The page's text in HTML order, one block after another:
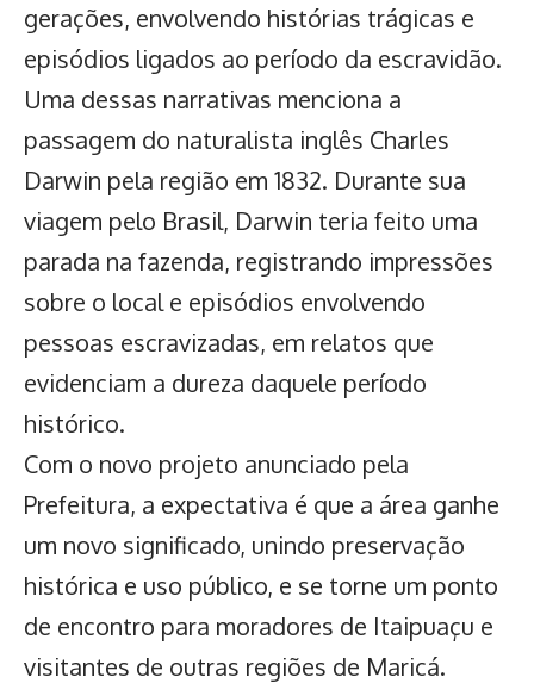
gerações, envolvendo histórias trágicas e
episódios ligados ao período da escravidão.
Uma dessas narrativas menciona a
passagem do naturalista inglês Charles
Darwin pela região em 1832. Durante sua
viagem pelo Brasil, Darwin teria feito uma
parada na fazenda, registrando impressões
sobre o local e episódios envolvendo
pessoas escravizadas, em relatos que
evidenciam a dureza daquele período
histórico.
Com o novo projeto anunciado pela
Prefeitura, a expectativa é que a área ganhe
um novo significado, unindo preservação
histórica e uso público, e se torne um ponto
de encontro para moradores de Itaipuaçu e
visitantes de outras regiões de Maricá.